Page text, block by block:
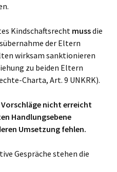
Kindschaftsrecht mussdie
der Eltern
wirksam sanktionieren
zu beiden Eltern
Charta, Art. 9 UNKRK).
Vorschläge nicht erreicht
Handlungsebene
Umsetzung fehlen.
Gespräche stehen die